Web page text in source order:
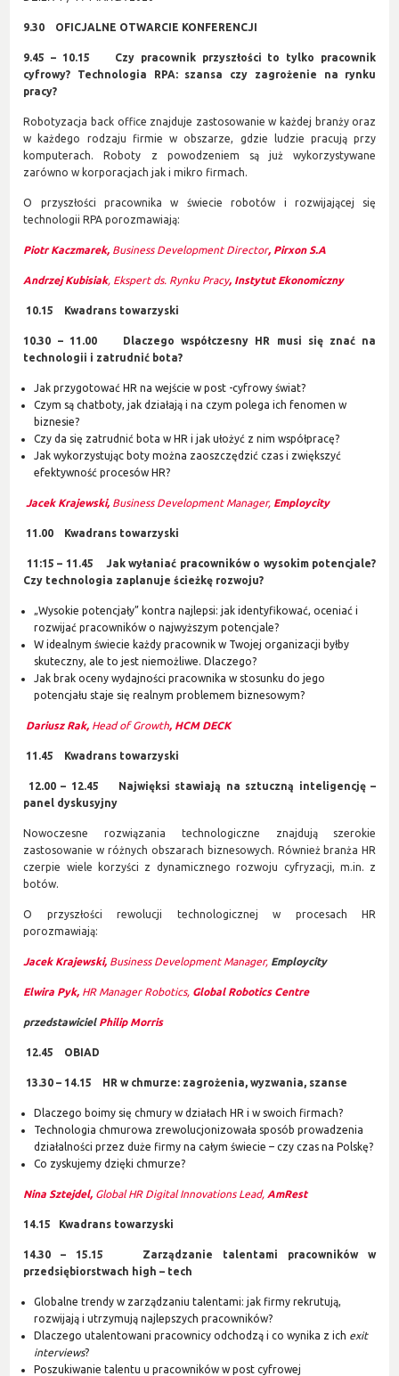
9.30 OFICJALNE OTWARCIE KONFERENCJI
9.45 – 10.15 Czy pracownik przyszłości to tylko pracownik
cyfrowy? Technologia RPA: szansa czy zagrożenie na rynku
pracy?
Robotyzacja back office znajduje zastosowanie w każdej branży oraz
w każdego rodzaju firmie w obszarze, gdzie ludzie pracują przy
komputerach. Roboty z powodzeniem są już wykorzystywane
zarówno w korporacjach jak i mikro firmach.
O przyszłości pracownika w świecie robotów i rozwijającej się
technologii RPA porozmawiają:
Piotr Kaczmarek, Business Development Director, Pirxon S.A
Andrzej Kubisiak, Ekspert ds. Rynku Pracy, Instytut Ekonomiczny
10.15 Kwadrans towarzyski
10.30 – 11.00 Dlaczego współczesny HR musi się znać na
technologii i zatrudnić bota?
Jak przygotować HR na wejście w post -cyfrowy świat?
Czym są chatboty, jak działają i na czym polega ich fenomen w
biznesie?
Czy da się zatrudnić bota w HR i jak ułożyć z nim współpracę?
Jak wykorzystując boty można zaoszczędzić czas i zwiększyć
efektywność procesów HR?
Jacek Krajewski, Business Development Manager, Employcity
11.00 Kwadrans towarzyski
11:15 – 11.45 Jak wyłaniać pracowników o wysokim potencjale?
Czy technologia zaplanuje ścieżkę rozwoju?
„Wysokie potencjały” kontra najlepsi: jak identyfikować, oceniać i
rozwijać pracowników o najwyższym potencjale?
W idealnym świecie każdy pracownik w Twojej organizacji byłby
skuteczny, ale to jest niemożliwe. Dlaczego?
Jak brak oceny wydajności pracownika w stosunku do jego
potencjału staje się realnym problemem biznesowym?
Dariusz Rak, Head of Growth, HCM DECK
11.45 Kwadrans towarzyski
12.00 – 12.45 Najwięksi stawiają na sztuczną inteligencję –
panel dyskusyjny
Nowoczesne rozwiązania technologiczne znajdują szerokie
zastosowanie w różnych obszarach biznesowych. Również branża HR
czerpie wiele korzyści z dynamicznego rozwoju cyfryzacji, m.in. z
botów.
O przyszłości rewolucji technologicznej w procesach HR
porozmawiają:
Jacek Krajewski, Business Development Manager, Employcity
Elwira Pyk, HR Manager Robotics, Global Robotics Centre
przedstawiciel Philip Morris
12.45 OBIAD
13.30 – 14.15 HR w chmurze: zagrożenia, wyzwania, szanse
Dlaczego boimy się chmury w działach HR i w swoich firmach?
Technologia chmurowa zrewolucjonizowała sposób prowadzenia
działalności przez duże firmy na całym świecie – czy czas na Polskę?
Co zyskujemy dzięki chmurze?
Nina Sztejdel, Global HR Digital Innovations Lead, AmRest
14.15 Kwadrans towarzyski
14.30 – 15.15 Zarządzanie talentami pracowników w
przedsiębiorstwach high – tech
Globalne trendy w zarządzaniu talentami: jak firmy rekrutują,
rozwijają i utrzymują najlepszych pracowników?
Dlaczego utalentowani pracownicy odchodzą i co wynika z ich exit
interviews?
Poszukiwanie talentu u pracowników w post cyfrowej